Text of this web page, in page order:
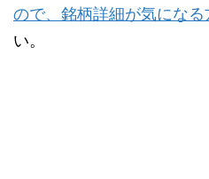
ので、銘柄詳細が気になる
い。